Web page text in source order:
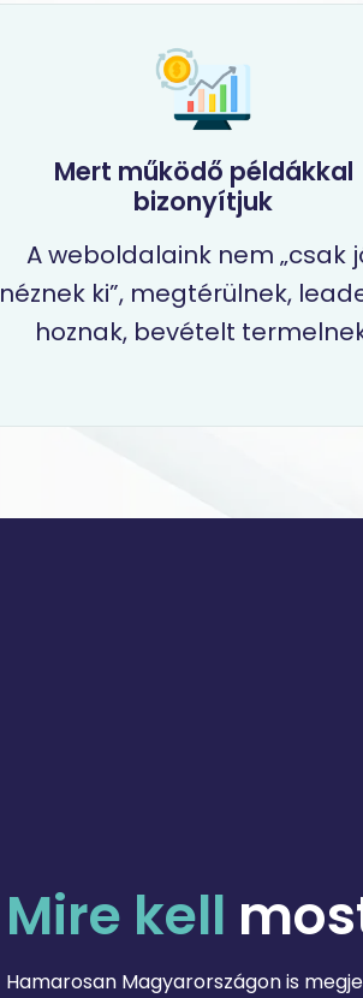
Mert működő példákkal
bizonyítjuk
A weboldalaink nem „csak
néznek ki”, megtérülnek,
hoznak, bevételt
Mire kell
Hamarosan Magyarországon is